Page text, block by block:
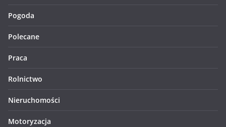
Pogoda
Polecane
Praca
Rolnictwo
Nieruchomości
Motoryzacja